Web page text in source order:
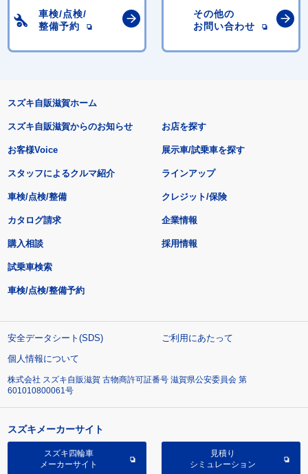
車検/点検/
整備予約
その他の
お問い合わせ
スズキ自販滋賀ホーム
スズキ自販滋賀からのお知らせ
お客様Voice
スタッフによるクルマ紹介
お店を探す
展示車/試乗車を探す
ラインアップ
車検/点検/整備 クレジット/保険
カタログ請求
購入相談
試乗車検索
車検/点検/整備予約
企業情報
採用情報
安全データシート(SDS)
ご利用にあたって
個人情報について
株式会社 スズキ自販滋賀 古物商許可証番号 滋賀県公安委員会 第
601010800061号
スズキメーカーサイト
スズキ四輪車
メーカーサイト
見積り
シミュレーション